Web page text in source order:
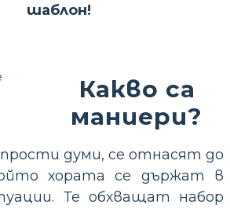
шаблон!
Какво са
маниери?
думи, се отнасят до
хората се държат в
Те обхващат набор